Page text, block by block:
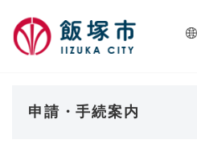
申請・手続案内